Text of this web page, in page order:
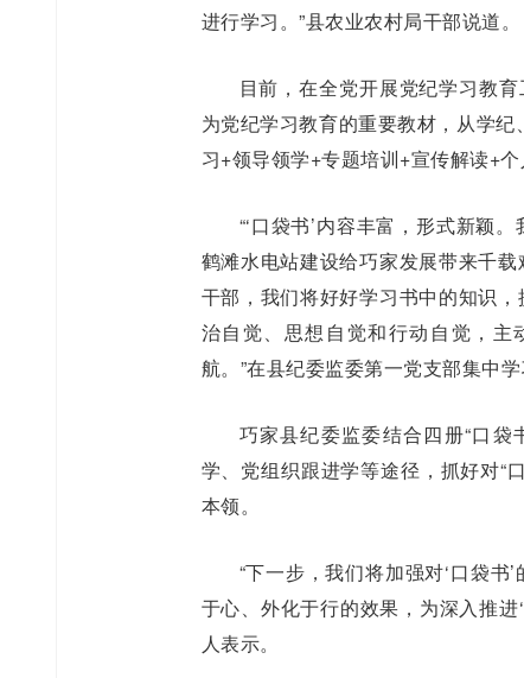
进行学习。”县农业农村局干部说道。
目前，在全党开展党纪学习教
为党纪学习教育的重要教材，从学
习+领导领学+专题培训+宣传解读+
“‘口袋书’内容丰富，形式新颖
鹤滩水电站建设给巧家发展带来千
干部，我们将好好学习书中的知识
治自觉、思想自觉和行动自觉，
航。”在县纪委监委第一党支部集中
巧家县纪委监委结合四册“口
学、党组织跟进学等途径，抓好对“
本领。
“下一步，我们将加强对‘口袋
于心、外化于行的效果，为深入推
人表示。